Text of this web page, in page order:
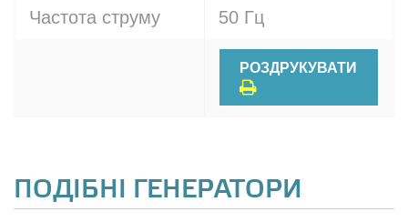
Частота струму 50 Гц
РОЗДРУКУВАТИ
ПОДІБНІ ГЕНЕРАТОРИ